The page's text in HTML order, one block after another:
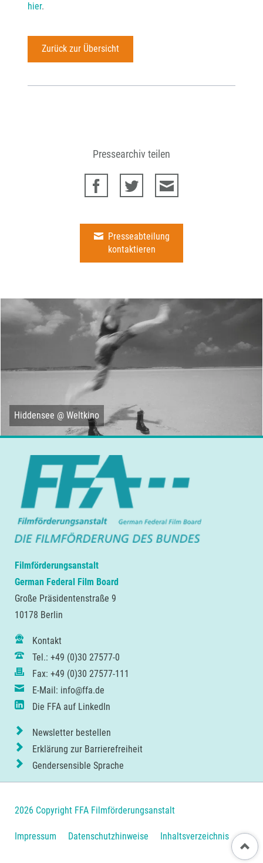
hier.
Zurück zur Übersicht
Pressearchiv teilen
Presseabteilung
kontaktieren
Hiddensee @ Weltkino
Filmförderungsanstalt
German Federal Film Board
Große Präsidentenstraße 9
10178 Berlin
Kontakt
Tel.: +49 (0)30 27577-0
Fax: +49 (0)30 27577-111
E-Mail: info@ffa.de
Die FFA auf LinkedIn
Newsletter bestellen
Erklärung zur Barrierefreiheit
Gendersensible Sprache
2026 Copyright FFA Filmförderungsanstalt
Navigation
Impressum Datenschutzhinweise Inhaltsverzeichnis Nach